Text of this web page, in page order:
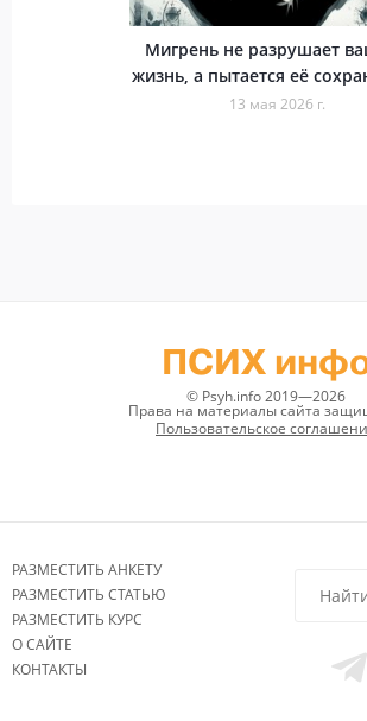
Мигрень не разрушает
жизнь, а пытается её
13 мая 2026 г.
ПСИХ
© Psyh.info 2019—2026
Права на материалы сайта
Пользовательское
РАЗМЕСТИТЬ АНКЕТУ
РАЗМЕСТИТЬ СТАТЬЮ
РАЗМЕСТИТЬ КУРС
О САЙТЕ
КОНТАКТЫ